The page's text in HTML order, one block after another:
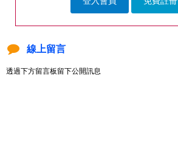
線上留言
透過下方留言板留下公開訊息